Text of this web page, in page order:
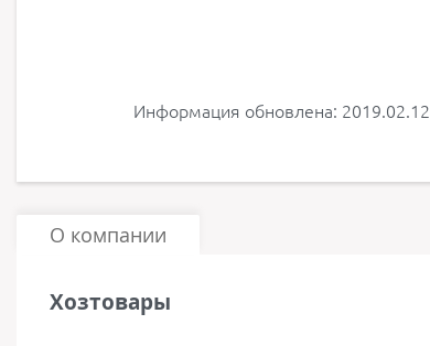
Информация обновлена: 2019.02.12
О компании
Хозтовары